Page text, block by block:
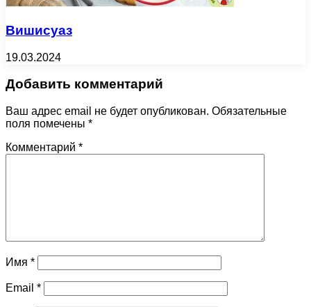
Вишисуаз
19.03.2024
Добавить комментарий
Ваш адрес email не будет опубликован. Обязательные
поля помечены *
Комментарий *
Имя *
Email *